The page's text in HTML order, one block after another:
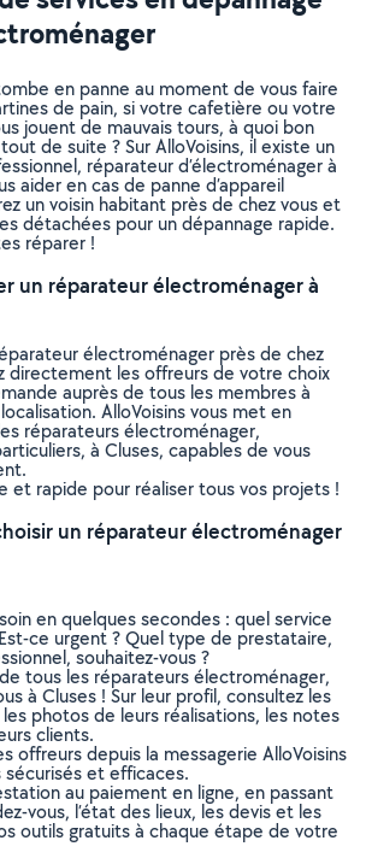
en panne au moment de vous faire
de pain, si votre cafetière ou votre
jouent de mauvais tours, à quoi bon
de suite ? Sur AlloVoisins, il existe un
réparateur d’électroménager à
aider en cas de panne d’appareil
un voisin habitant près de chez vous et
détachées pour un dépannage rapide.
réparer !
un réparateur électroménager à
électroménager près de chez
directement les offreurs de votre choix
auprès de tous les membres à
AlloVoisins vous met en
réparateurs électroménager,
à Cluses, capables de vous
et rapide pour réaliser tous vos projets !
un réparateur électroménager
en quelques secondes : quel service
ce urgent ? Quel type de prestataire,
souhaitez-vous ?
tous les réparateurs électroménager,
à Cluses ! Sur leur profil, consultez les
photos de leurs réalisations, les notes
clients.
offreurs depuis la messagerie AlloVoisins
et efficaces.
au paiement en ligne, en passant
vous, l’état des lieux, les devis et les
outils gratuits à chaque étape de votre